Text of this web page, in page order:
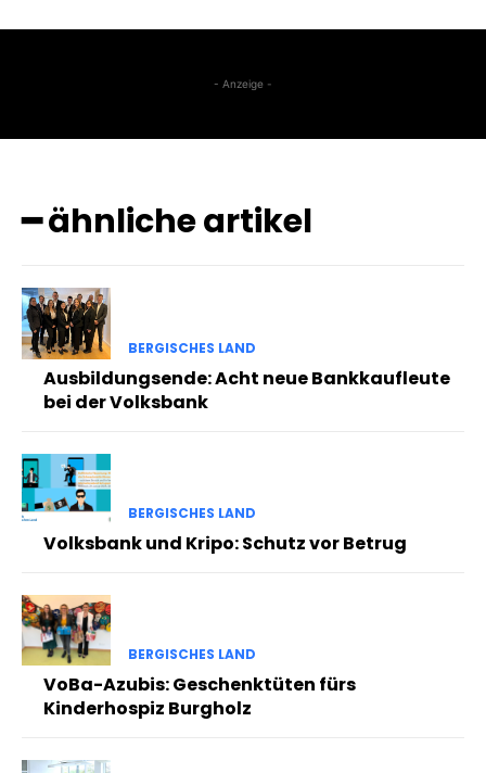
- Anzeige -
━ ähnliche artikel
BERGISCHES LAND
Ausbildungsende: Acht neue Bankkaufleute
bei der Volksbank
BERGISCHES LAND
Volksbank und Kripo: Schutz vor Betrug
BERGISCHES LAND
VoBa-Azubis: Geschenktüten fürs
Kinderhospiz Burgholz